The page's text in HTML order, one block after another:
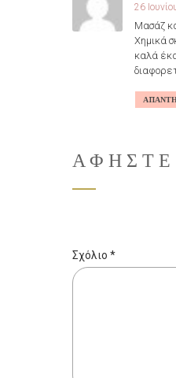
26
Μασάζ
Χημικά
καλά
Σχόλιο *